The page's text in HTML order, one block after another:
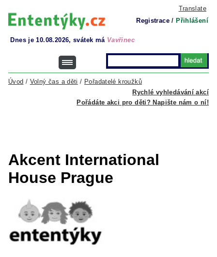
Translate
Registrace / Přihlášení
Dnes je 10.08.2026, svátek má Vavřinec
Rychlé vyhledávání akcí
Úvod / Volný čas a děti / Pořadatelé kroužků
Pořádáte akci pro děti? Napište nám o ní!
Akcent International
House Prague